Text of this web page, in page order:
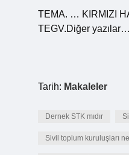
TEMA. … KIRMIZI
TEGV.Diğer
Tarih: Makaleler
Dernek STK mıdır
Sivil toplum kuruluşları